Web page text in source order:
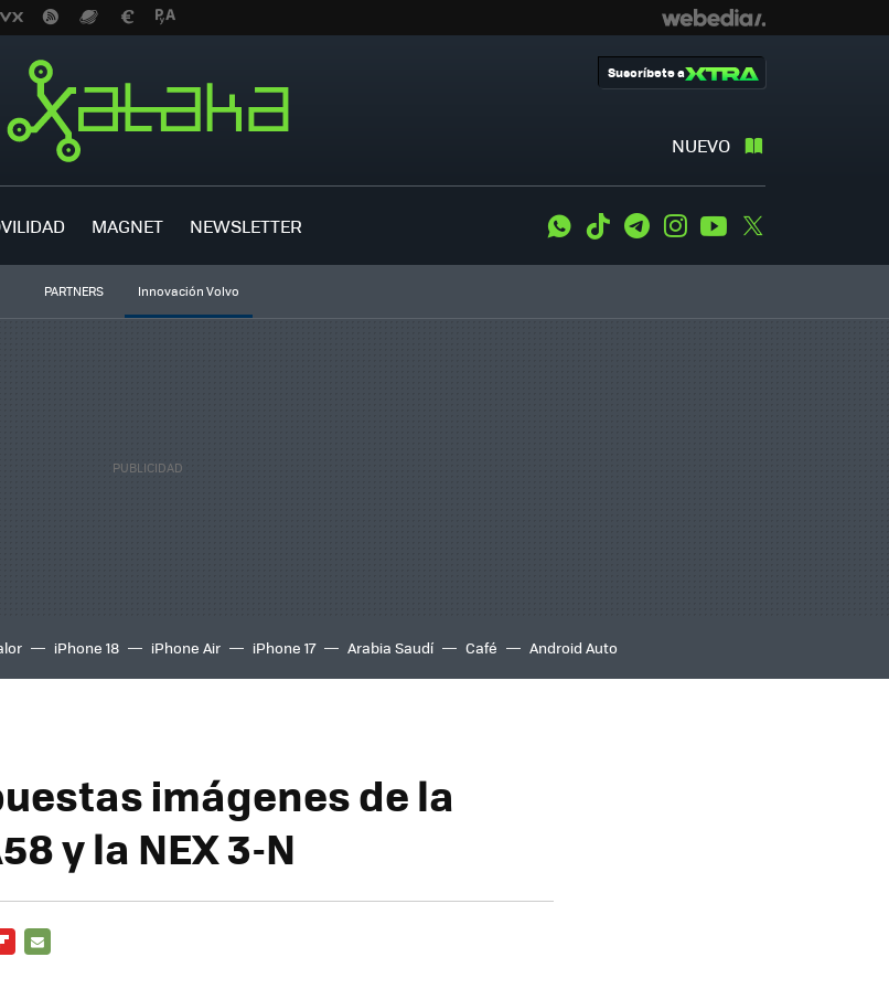
NUEVO
Suscríbete a
MAGNET NEWSLETTER WhatsApp
Tiktok TelegramInstagramYoutube
PARTNERS Innovación Volvo
iPhone 18 iPhone Air iPhone 17 Arabia Saudí Café Android Auto
imágenes de la
y la NEX 3-N